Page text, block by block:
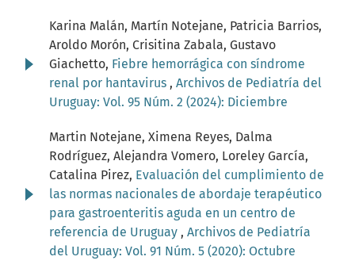
Karina Malán, Martín Notejane, Patricia Barrios,
Aroldo Morón, Crisitina Zabala, Gustavo
Giachetto, Fiebre hemorrágica con síndrome
renal por hantavirus , Archivos de Pediatría del
Uruguay: Vol. 95 Núm. 2 (2024): Diciembre
Martin Notejane, Ximena Reyes, Dalma
Rodríguez, Alejandra Vomero, Loreley García,
Catalina Pirez, Evaluación del cumplimiento de
las normas nacionales de abordaje terapéutico
para gastroenteritis aguda en un centro de
referencia de Uruguay , Archivos de Pediatría
del Uruguay: Vol. 91 Núm. 5 (2020): Octubre